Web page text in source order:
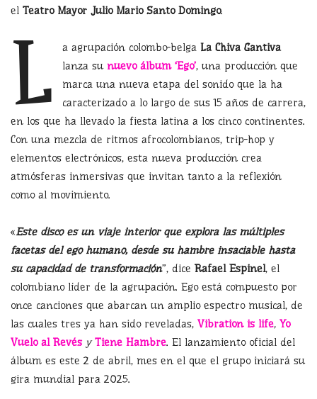
el Teatro Mayor Julio Mario Santo Domingo.
L a agrupación colombo-belga La Chiva Gantiva
lanza su nuevo álbum ‘Ego’, una producción que
marca una nueva etapa del sonido que la ha
caracterizado a lo largo de sus 15 años de carrera,
en los que ha llevado la fiesta latina a los cinco continentes.
Con una mezcla de ritmos afrocolombianos, trip-hop y
elementos electrónicos, esta nueva producción crea
atmósferas inmersivas que invitan tanto a la reflexión
como al movimiento.
«Este disco es un viaje interior que explora las múltiples
facetas del ego humano, desde su hambre insaciable hasta
su capacidad de transformación”, dice Rafael Espinel, el
colombiano líder de la agrupación. Ego está compuesto por
once canciones que abarcan un amplio espectro musical, de
las cuales tres ya han sido reveladas, Vibration is life, Yo
Vuelo al RevésyTiene Hambre. El lanzamiento oficial del
álbum es este 2 de abril, mes en el que el grupo iniciará su
gira mundial para 2025.